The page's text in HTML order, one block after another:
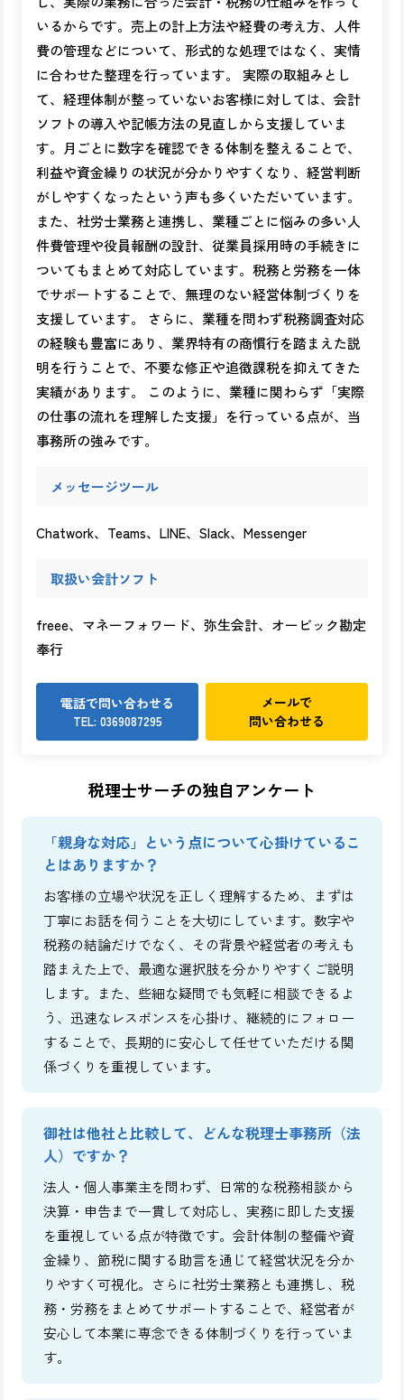
いるからです。売上の計上方法や経費の考え方、人件
費の管理などについて、形式的な処理ではなく、実情
に合わせた整理を行っています。 実際の取組みとし
て、経理体制が整っていないお客様に対しては、会計
ソフトの導入や記帳方法の見直しから支援していま
す。月ごとに数字を確認できる体制を整えることで、
利益や資金繰りの状況が分かりやすくなり、経営判断
がしやすくなったという声も多くいただいています。
また、社労士業務と連携し、業種ごとに悩みの多い人
件費管理や役員報酬の設計、従業員採用時の手続きに
ついてもまとめて対応しています。税務と労務を一体
でサポートすることで、無理のない経営体制づくりを
支援しています。 さらに、業種を問わず税務調査対応
の経験も豊富にあり、業界特有の商慣行を踏まえた説
明を行うことで、不要な修正や追徴課税を抑えてきた
実績があります。 このように、業種に関わらず「実際
の仕事の流れを理解した支援」を行っている点が、当
事務所の強みです。
メッセージツール
Chatwork、Teams、LINE、Slack、Messenger
取扱い会計ソフト
freee、マネーフォワード、弥生会計、オービック勘定
奉行
電話で問い合わせる
TEL: 0369087295
メールで
問い合わせる
税理士サーチの独自アンケート
「親身な対応」という点について心掛けているこ
とはありますか？
お客様の立場や状況を正しく理解するため、まずは
丁寧にお話を伺うことを大切にしています。数字や
税務の結論だけでなく、その背景や経営者の考えも
踏まえた上で、最適な選択肢を分かりやすくご説明
します。また、些細な疑問でも気軽に相談できるよ
う、迅速なレスポンスを心掛け、継続的にフォロー
することで、長期的に安心して任せていただける関
係づくりを重視しています。
御社は他社と比較して、どんな税理士事務所（法
人）ですか？
法人・個人事業主を問わず、日常的な税務相談から
決算・申告まで一貫して対応し、実務に即した支援
を重視している点が特徴です。会計体制の整備や資
金繰り、節税に関する助言を通じて経営状況を分か
りやすく可視化。さらに社労士業務とも連携し、税
務・労務をまとめてサポートすることで、経営者が
安心して本業に専念できる体制づくりを行っていま
す。